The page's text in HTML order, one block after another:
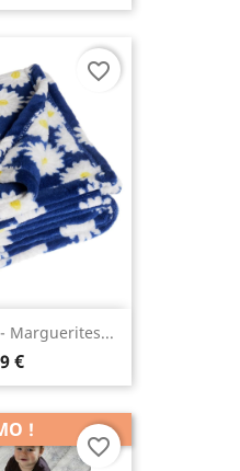
Marguerites...
€
favorite_border
!
favorite_border